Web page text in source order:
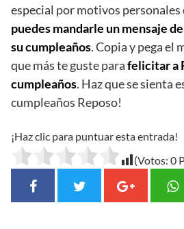
especial por motivos personales
puedes mandarle un mensaje
su cumpleaños. Copia y pega el
que más te guste parafelicitar a
cumpleaños. Haz que se sienta
cumpleaños Reposo!
¡Haz clic para puntuar esta entrada!
(Votos: 0